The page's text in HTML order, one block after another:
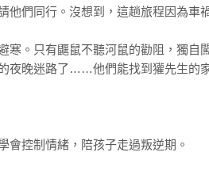
他們同行。沒想到，這趟旅程因為車
寒。只有鼴鼠不聽河鼠的勸阻，獨自
夜晚迷路了……他們能找到獾先生的
會控制情緒，陪孩子走過叛逆期。